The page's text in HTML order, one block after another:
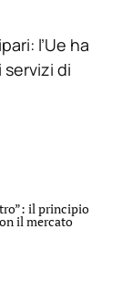
l’Ue ha
di
il principio
il mercato